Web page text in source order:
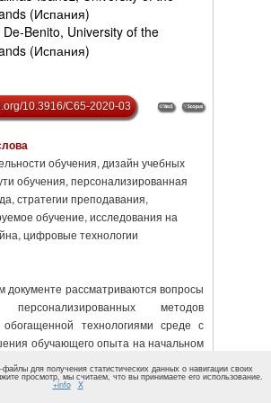
(Испания)
De-Benito, University of the
(Испания)
10.3916/C65-2020-03
обучения, дизайн учебных
обучения, персонализированная
стратегии преподавания,
обучение, исследования на
цифровые технологии
документе рассматриваются вопросы
персонализированных методов
технологиями среде с
обучающего опыта на начальном
смешанные методы в рамках
для получения статистических данных о навигации своих
просмотр, мы считаем, что вы принимаете его использование.
+info X